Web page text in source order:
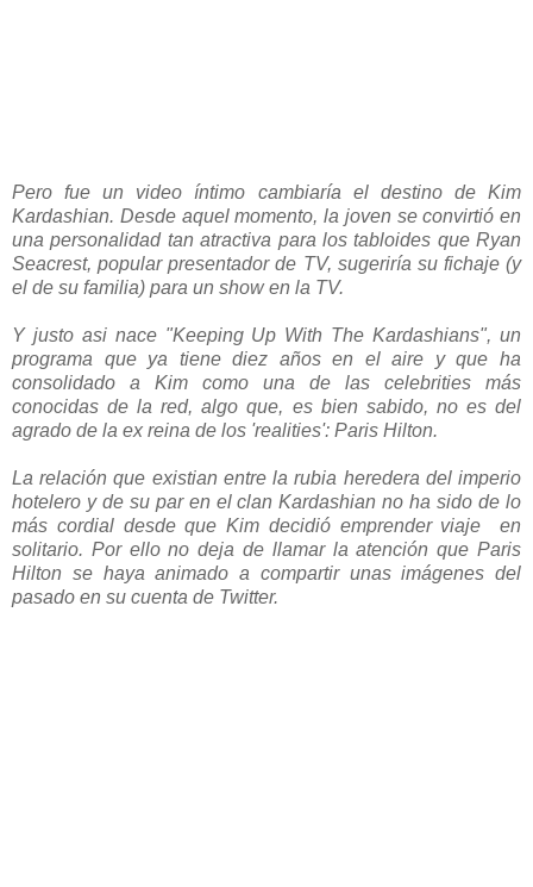
Pero fue un video íntimo cambiaría el destino de Kim
Kardashian. Desde aquel momento, la joven se convirtió en
una personalidad tan atractiva para los tabloides que Ryan
Seacrest, popular presentador de TV, sugeriría su fichaje (y
el de su familia) para un show en la TV.
Y justo asi nace "Keeping Up With The Kardashians", un
programa que ya tiene diez años en el aire y que ha
consolidado a Kim como una de las celebrities más
conocidas de la red, algo que, es bien sabido, no es del
agrado de la ex reina de los 'realities': Paris Hilton.
La relación que existian entre la rubia heredera del imperio
hotelero y de su par en el clan Kardashian no ha sido de lo
más cordial desde que Kim decidió emprender viaje en
solitario. Por ello no deja de llamar la atención que Paris
Hilton se haya animado a compartir unas imágenes del
pasado en su cuenta de Twitter.